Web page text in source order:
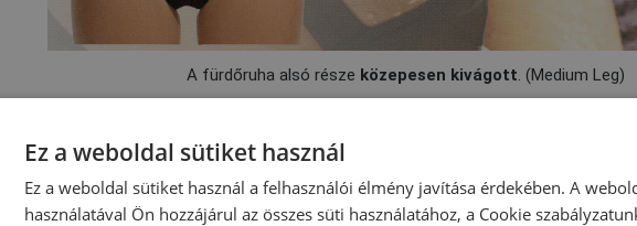
A fürdőruha alsó része közepesen kivágott. (Medium Leg)
Ez a weboldal sütiket használ
Ez a weboldal sütiket használ a felhasználói élmény javítása érdekében. A
használatával Ön hozzájárul az összes süti használatához, a Cookie